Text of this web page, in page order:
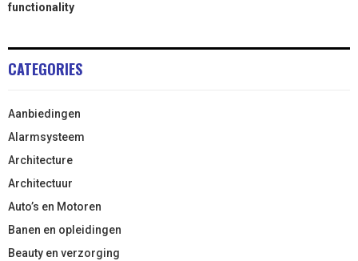
functionality
CATEGORIES
Aanbiedingen
Alarmsysteem
Architecture
Architectuur
Auto’s en Motoren
Banen en opleidingen
Beauty en verzorging